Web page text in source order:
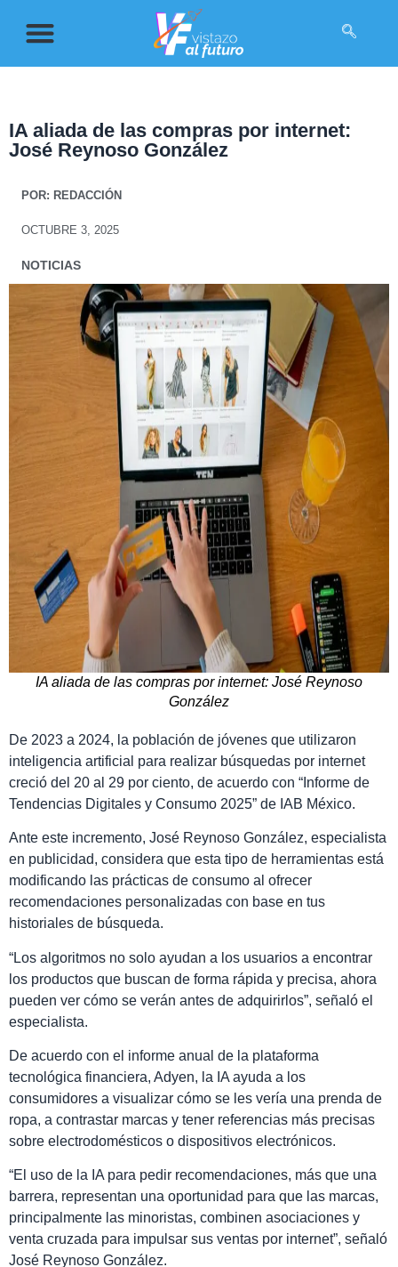
IA aliada de las compras por internet:
José Reynoso González
POR: REDACCIÓN
OCTUBRE 3, 2025
NOTICIAS
IA aliada de las compras por internet: José Reynoso
González
De 2023 a 2024, la población de jóvenes que utilizaron
inteligencia artificial para realizar búsquedas por internet
creció del 20 al 29 por ciento, de acuerdo con “Informe de
Tendencias Digitales y Consumo 2025” de IAB México.
Ante este incremento, José Reynoso González, especialista
en publicidad, considera que esta tipo de herramientas está
modificando las prácticas de consumo al ofrecer
recomendaciones personalizadas con base en tus
historiales de búsqueda.
“Los algoritmos no solo ayudan a los usuarios a encontrar
los productos que buscan de forma rápida y precisa, ahora
pueden ver cómo se verán antes de adquirirlos”, señaló el
especialista.
De acuerdo con el informe anual de la plataforma
tecnológica financiera, Adyen, la IA ayuda a los
consumidores a visualizar cómo se les vería una prenda de
ropa, a contrastar marcas y tener referencias más precisas
sobre electrodomésticos o dispositivos electrónicos.
“El uso de la IA para pedir recomendaciones, más que una
barrera, representan una oportunidad para que las marcas,
principalmente las minoristas, combinen asociaciones y
venta cruzada para impulsar sus ventas por internet”, señaló
José Reynoso González.